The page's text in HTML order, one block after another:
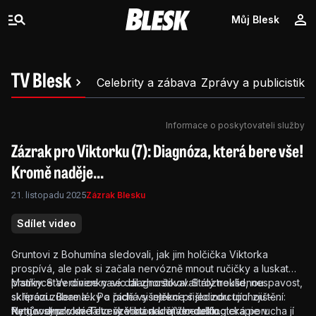
Můj Blesk
TV Blesk Celebrity a zábava Zprávy a publicistika
Informace o poskytovateli služby
Zázrak pro Viktorku (7): Diagnóza, která bere vše!
Kromě naděje...
21. listopadu 2025Zázrak Blesku
Sdílet video
Gruntovi z Bohumína sledovali, jak jim holčička Viktorka
prospívá, ale pak si začala nervózně mnout ručičky a luskat
prstíky. Stav dívenky se dál zhoršoval. Stálý neklid, nespavost,
skřípání zubama… Po řadě vyšetření přišlo zdrcující zjištění:
Rettův syndrom. Tato vzácná a krutá neurologická porucha jí
Mamince Veronice navíc diagnostikovali roztroušenou
sklerózu. Bere léky a píchá si injekce s jedinou touhou –
fungovat pro své dcery Viktorku a Vendulku.
Nyní rodina vkládá veškerou naději do delfinoterapie v